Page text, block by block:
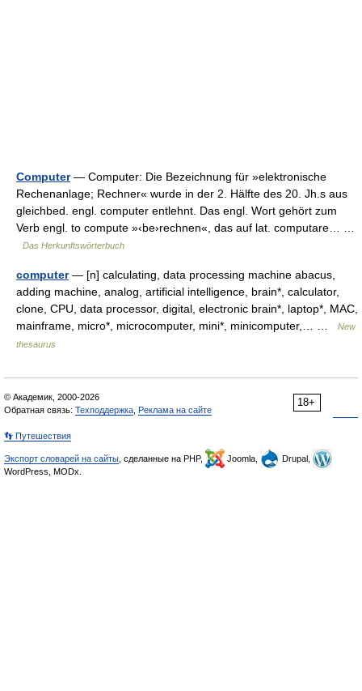
Computer— Computer: Die Bezeichnung für »elektronische
Rechenanlage; Rechner« wurde in der 2. Hälfte des 20. Jh.s aus
gleichbed. engl. computer entlehnt. Das engl. Wort gehört zum
Verb engl. to compute »‹be›rechnen«, das auf lat. computare… …
Das Herkunftswörterbuch
computer— [n] calculating, data processing machine abacus,
adding machine, analog, artificial intelligence, brain*, calculator,
clone, CPU, data processor, digital, electronic brain*, laptop*, MAC,
mainframe, micro*, microcomputer, mini*, minicomputer,… …
New
thesaurus
18+
© Академик, 2000-2026
Обратная связь: Техподдержка Реклама на сайте
👣 Путешествия
Экспорт словарей на сайты , сделанные на PHP, Joomla,
Drupal,
WordPress, MODx.